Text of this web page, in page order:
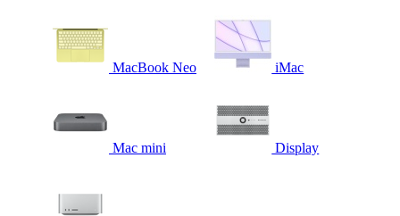
MacBook Neo iMac
Mac mini Display